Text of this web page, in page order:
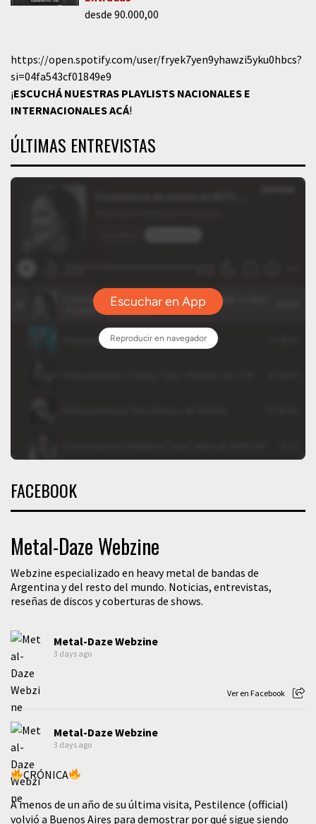
desde 90.000,00
https://open.spotify.com/user/fryek7yen9yhawzi5yku0hbcs?
si=04fa543cf01849e9
¡ESCUCHÁ NUESTRAS PLAYLISTS NACIONALES E
INTERNACIONALESACÁ!
ÚLTIMAS ENTREVISTAS
FACEBOOK
Metal-Daze Webzine
Webzine especializado en heavy metal de bandas de
Argentina y del resto del mundo. Noticias, entrevistas,
reseñas de discos y coberturas de shows.
Metal-Daze Webzine
3 days ago
Ver en Facebook
Metal-Daze Webzine
3 days ago
CRÓNICA
A menos de un año de su última visita, Pestilence (official)
volvió a Buenos Aires para demostrar por qué sigue siendo